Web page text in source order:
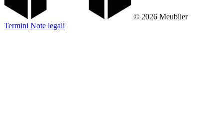
© 2026 Meublier
Termini Note legali